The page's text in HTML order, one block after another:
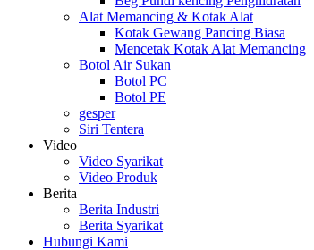
Alat Memancing & Kotak Alat
Kotak Gewang Pancing Biasa
Mencetak Kotak Alat Memancing
Botol Air Sukan
Botol PC
Botol PE
gesper
Siri Tentera
Video
Video Syarikat
Video Produk
Berita
Berita Industri
Berita Syarikat
Hubungi Kami